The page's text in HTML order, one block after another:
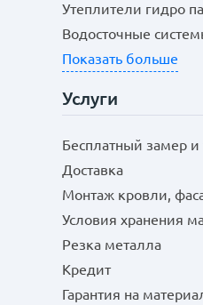
Утеплители гидро
Водосточные
Показать больше
Услуги
Бесплатный замер и
Доставка
Монтаж кровли,
Условия хранения
Резка металла
Кредит
Гарантия на